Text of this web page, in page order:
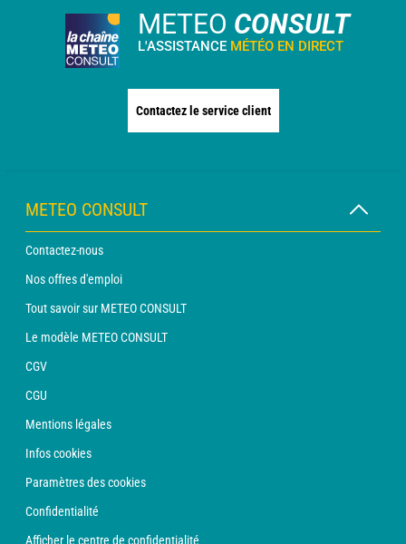
METEO CONSULT
L'ASSISTANCE MÉTÉO EN DIRECT
Contactez le service client
METEO CONSULT
Contactez-nous
Nos offres d'emploi
Tout savoir sur METEO CONSULT
Le modèle METEO CONSULT
CGV
CGU
Mentions légales
Infos cookies
Paramètres des cookies
Confidentialité
Afficher le centre de confidentialité